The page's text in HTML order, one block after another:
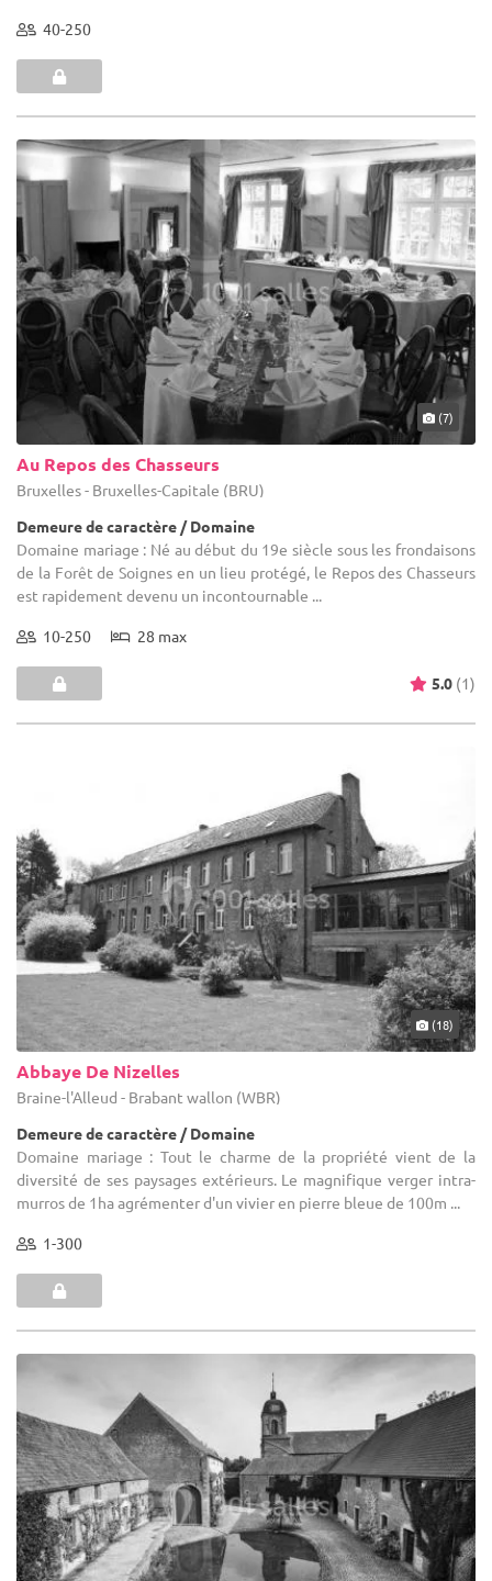
40-250
(7)
Au Repos des Chasseurs
Bruxelles - Bruxelles-Capitale (BRU)
Demeure de caractère / Domaine
Domaine mariage : Né au début du 19e siècle sous les frondaisons
de la Forêt de Soignes en un lieu protégé, le Repos des Chasseurs
est rapidement devenu un incontournable ...
10-250 28 max
5.0 (1)
(18)
Abbaye De Nizelles
Braine-l'Alleud - Brabant wallon (WBR)
Demeure de caractère / Domaine
Domaine mariage : Tout le charme de la propriété vient de la
diversité de ses paysages extérieurs. Le magnifique verger intra-
murros de 1ha agrémenter d'un vivier en pierre bleue de 100m ...
1-300